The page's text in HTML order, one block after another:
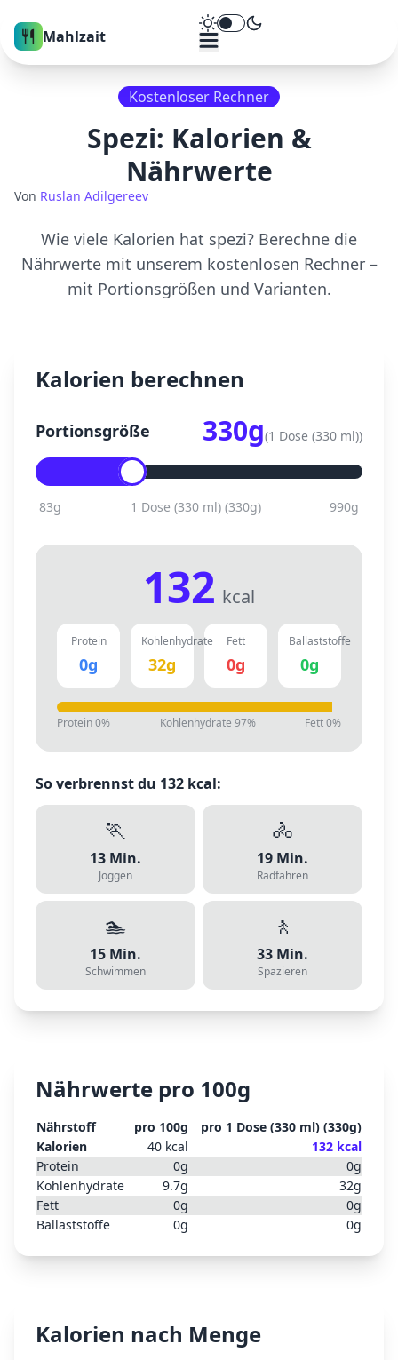
Mahlzait Theme umschalten
Kostenloser Rechner
Spezi: Kalorien &
Nährwerte
Von Ruslan Adilgereev
Wie viele Kalorien hat spezi? Berechne die
Nährwerte mit unserem kostenlosen Rechner –
mit Portionsgrößen und Varianten.
Kalorien berechnen
Portionsgröße 330g(1 Dose (330 ml))
83g 1 Dose (330 ml)(330g) 990g
132 kcal
Protein
0g
Kohlenhydrate
32g
Fett
0g
Ballaststoffe
0g
Protein0% Kohlenhydrate 97% Fett0%
So verbrennst du 132 kcal:
🏃
13 Min.
Joggen
🚴
19 Min.
Radfahren
🏊
15 Min.
Schwimmen
🚶
33 Min.
Spazieren
Nährwerte pro 100g
Nährstoff pro 100g pro 1 Dose (330 ml) (330g)
Kalorien
40 kcal 132 kcal
Protein
0g 0g
Kohlenhydrate
9.7g 32g
Fett
0g 0g
Ballaststoffe
0g 0g
Kalorien nach Menge